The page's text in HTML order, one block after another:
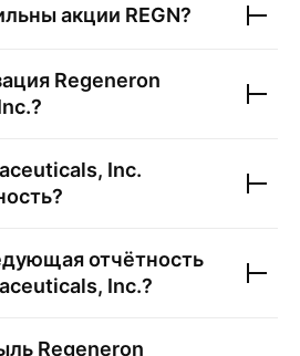
акции REGN?
Regeneron
?
Inc.
отчётность
Inc.?
Regeneron